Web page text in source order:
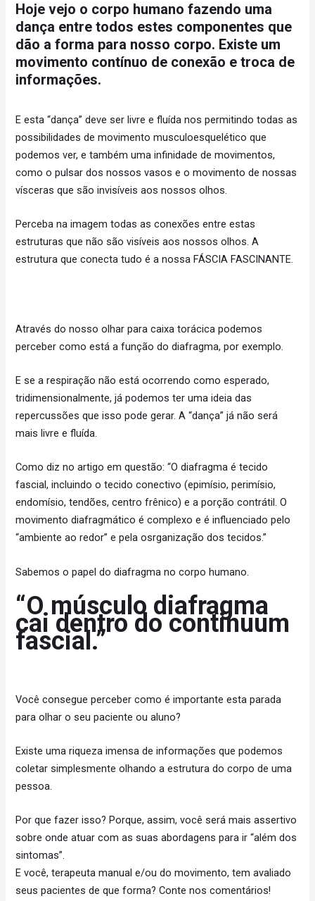
Hoje vejo o corpo humano fazendo uma
dança entre todos estes componentes que
dão a forma para nosso corpo. Existe um
movimento contínuo de conexão e troca de
informações.
E esta “dança” deve ser livre e fluída nos permitindo todas as
possibilidades de movimento musculoesquelético que
podemos ver, e também uma infinidade de movimentos,
como o pulsar dos nossos vasos e o movimento de nossas
vísceras que são invisíveis aos nossos olhos.
Perceba na imagem todas as conexões entre estas
estruturas que não são visíveis aos nossos olhos. A
estrutura que conecta tudo é a nossa FÁSCIA FASCINANTE.
Através do nosso olhar para caixa torácica podemos
perceber como está a função do diafragma, por exemplo.
E se a respiração não está ocorrendo como esperado,
tridimensionalmente, já podemos ter uma ideia das
repercussões que isso pode gerar. A “dança” já não será
mais livre e fluída.
Como diz no artigo em questão: “O diafragma é tecido
fascial, incluindo o tecido conectivo (epimísio, perimísio,
endomísio, tendões, centro frênico) e a porção contrátil. O
movimento diafragmático é complexo e é influenciado pelo
“ambiente ao redor” e pela osrganização dos tecidos.”
Sabemos o papel do diafragma no corpo humano.
“O músculo diafragma
cai dentro do continuum
fascial.”
Você consegue perceber como é importante esta parada
para olhar o seu paciente ou aluno?
Existe uma riqueza imensa de informações que podemos
coletar simplesmente olhando a estrutura do corpo de uma
pessoa.
Por que fazer isso? Porque, assim, você será mais assertivo
sobre onde atuar com as suas abordagens para ir “além dos
sintomas”.
E você, terapeuta manual e/ou do movimento, tem avaliado
seus pacientes de que forma? Conte nos comentários!